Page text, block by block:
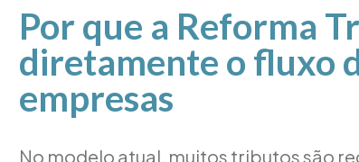
Por que a Reforma
diretamente o fluxo
empresas
No modelo atual, muitos tributos são